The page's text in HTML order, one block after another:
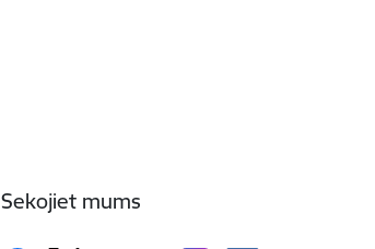
Sekojiet mums